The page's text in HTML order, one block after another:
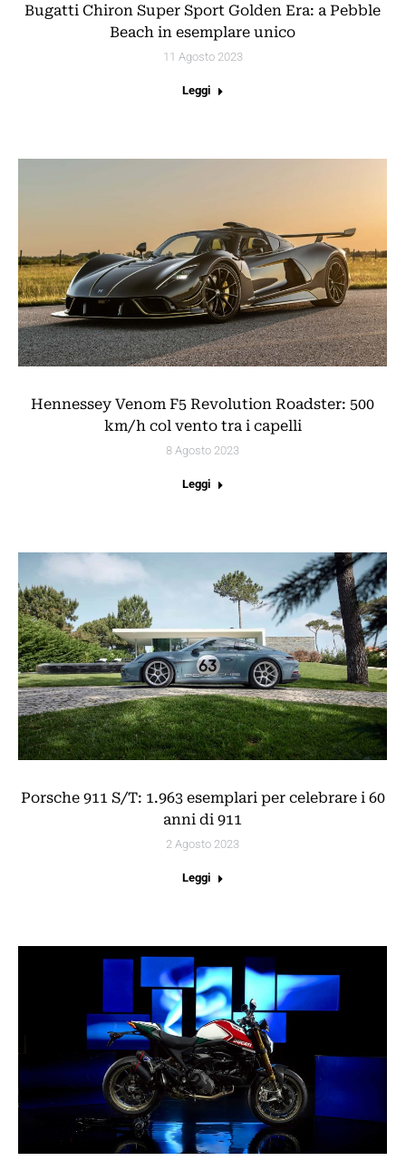
Bugatti Chiron Super Sport Golden Era: a Pebble
Beach in esemplare unico
11 Agosto 2023
Leggi
Hennessey Venom F5 Revolution Roadster: 500
km/h col vento tra i capelli
8 Agosto 2023
Leggi
Porsche 911 S/T: 1.963 esemplari per celebrare i 60
anni di 911
2 Agosto 2023
Leggi